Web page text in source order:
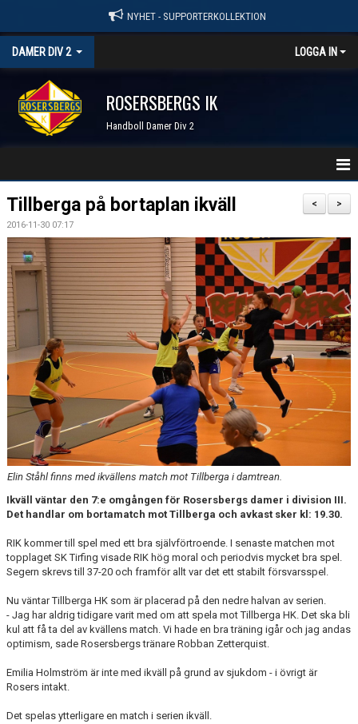
NYHET - SUPPORTERKOLLEKTION
DAMER DIV 2 LOGGA IN
ROSERSBERGS IK
Handboll Damer Div 2
STARTSIDA
NYHETER
KALENDER
TRUPPEN
SERIER & RESULTAT
KONTAKT
DOKUMENT
BILDGALLERI
MATCHER
>
<
Tillberga på bortaplan ikväll
2016-11-30 07:17
Elin Ståhl finns med ikvällens match mot Tillberga i damtrean.
Ikväll väntar den 7:e omgången för Rosersbergs damer i division III.
Det handlar om bortamatch mot Tillberga och avkast sker kl: 19.30.
RIK kommer till spel med ett bra självförtroende. I senaste matchen mot
topplaget SK Tirfing visade RIK hög moral och periodvis mycket bra spel.
Segern skrevs till 37-20 och framför allt var det ett stabilt försvarsspel.
Nu väntar Tillberga HK som är placerad på den nedre halvan av serien.
- Jag har aldrig tidigare varit med om att spela mot Tillberga HK. Det ska bli
kul att få ta del av kvällens match. Vi hade en bra träning igår och jag andas
optimism, sade Rosersbergs tränare Robban Zetterquist.
Emilia Holmström är inte med ikväll på grund av sjukdom - i övrigt är
Rosers intakt.
Det spelas ytterligare en match i serien ikväll.